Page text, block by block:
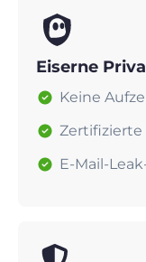
Eiserne
Keine
Zertifizierte
E-Mail-